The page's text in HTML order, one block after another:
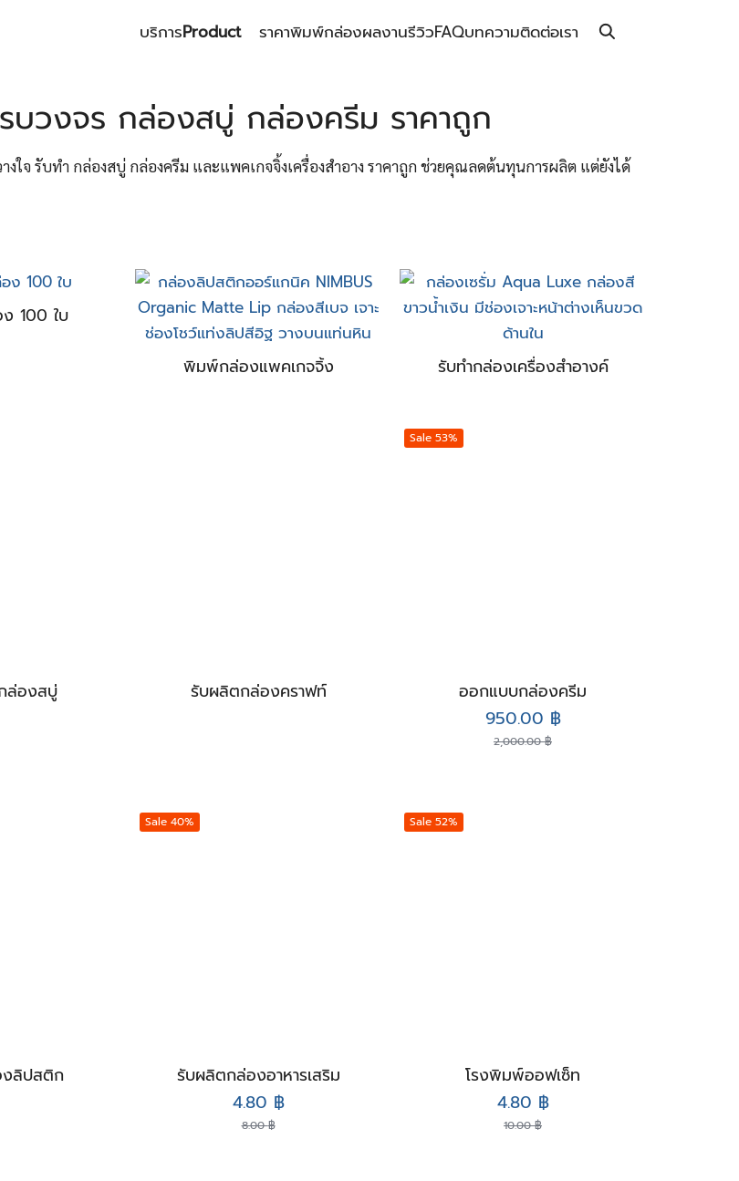
บริการProduct ราคาพิมพ์กล่องผลงานรีวิวFAQบทความติดต่อเรา
วงจร กล่องสบู่ กล่องครีม ราคาถูก
งใจ รับทำ กล่องสบู่ กล่องครีม และแพคเกจจิ้งเครื่องสำอาง ราคาถูก ช่วยคุณลดต้นทุนการผลิต แต่ยังได้
100 ใบ
พิมพ์กล่องแพคเกจจิ้ง รับทำกล่องเครื่องสำอางค์
ล่องสบู่ รับผลิตกล่องคราฟท์
Sale 53%
ออกแบบกล่องครีม
2,000.00฿
Original
price
950.00 ฿Current
ลิปสติก
Sale 40%
รับผลิตกล่องอาหารเสริม
8.00฿
Original
price
4.80 ฿Current
Sale 52%
โรงพิมพ์ออฟเซ็ท
10.00฿
Original
price
4.80 ฿Current